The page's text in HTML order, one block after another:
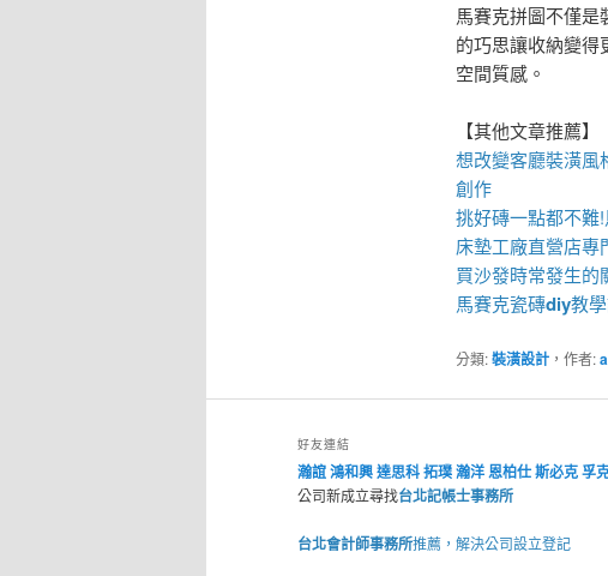
馬賽克拼圖不僅
的巧思讓收納變得
空間質感。
【其他文章推薦】
想改變客廳裝潢風
創作
挑好磚一點都不難!
床墊工廠直營店專
買沙發時常發生的
馬賽克瓷磚diy教
分類:裝潢設計，作者:
好友連結
瀚誼鴻和興達思科拓璞瀚洋恩柏仕斯必克孚
公司新成立尋找台北記帳士事務所
台北會計師事務所推薦，解決公司設立登記